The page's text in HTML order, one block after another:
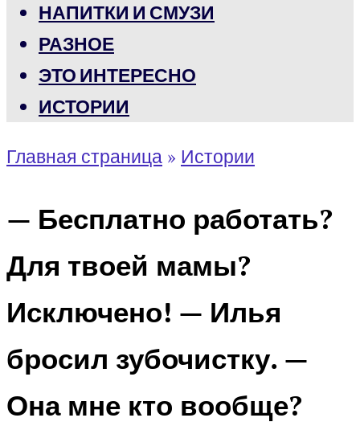
НАПИТКИ И СМУЗИ
РАЗНОЕ
ЭТО ИНТЕРЕСНО
ИСТОРИИ
Главная страница » Истории
— Бесплатно работать?
Для твоей мамы?
Исключено! — Илья
бросил зубочистку. —
Она мне кто вообще?